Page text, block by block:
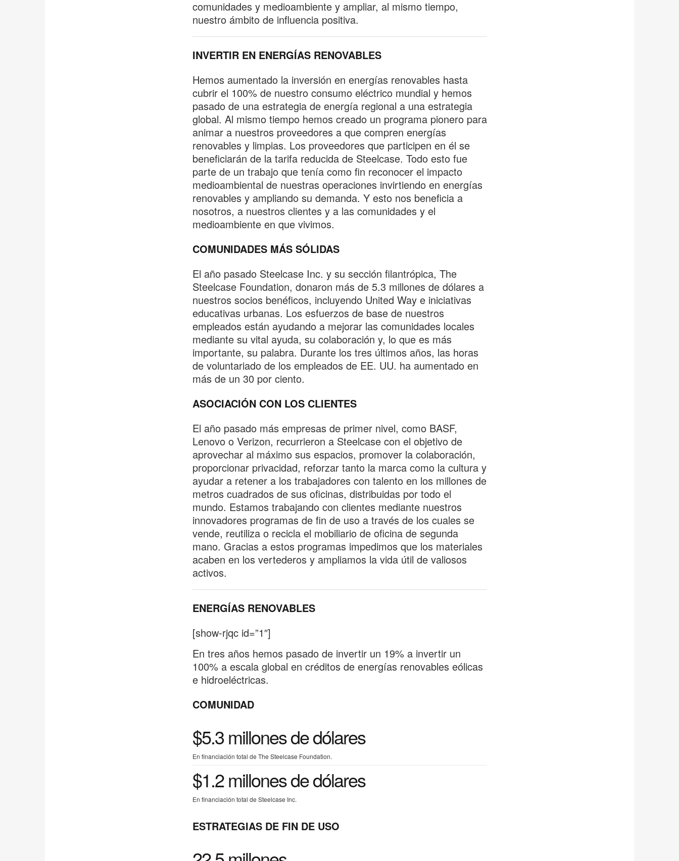
comunidades y medioambiente y ampliar, al mismo tiempo,
nuestro ámbito de influencia positiva.
INVERTIR EN ENERGÍAS RENOVABLES
Hemos aumentado la inversión en energías renovables hasta
cubrir el 100% de nuestro consumo eléctrico mundial y hemos
pasado de una estrategia de energía regional a una estrategia
global. Al mismo tiempo hemos creado un programa pionero para
animar a nuestros proveedores a que compren energías
renovables y limpias. Los proveedores que participen en él se
beneficiarán de la tarifa reducida de Steelcase. Todo esto fue
parte de un trabajo que tenía como fin reconocer el impacto
medioambiental de nuestras operaciones invirtiendo en energías
renovables y ampliando su demanda. Y esto nos beneficia a
nosotros, a nuestros clientes y a las comunidades y el
medioambiente en que vivimos.
COMUNIDADES MÁS SÓLIDAS
El año pasado Steelcase Inc. y su sección filantrópica, The
Steelcase Foundation, donaron más de 5.3 millones de dólares a
nuestros socios benéficos, incluyendo United Way e iniciativas
educativas urbanas. Los esfuerzos de base de nuestros
empleados están ayudando a mejorar las comunidades locales
mediante su vital ayuda, su colaboración y, lo que es más
importante, su palabra. Durante los tres últimos años, las horas
de voluntariado de los empleados de EE. UU. ha aumentado en
más de un 30 por ciento.
ASOCIACIÓN CON LOS CLIENTES
El año pasado más empresas de primer nivel, como BASF,
Lenovo o Verizon, recurrieron a Steelcase con el objetivo de
aprovechar al máximo sus espacios, promover la colaboración,
proporcionar privacidad, reforzar tanto la marca como la cultura y
ayudar a retener a los trabajadores con talento en los millones de
metros cuadrados de sus oficinas, distribuidas por todo el
mundo. Estamos trabajando con clientes mediante nuestros
innovadores programas de fin de uso a través de los cuales se
vende, reutiliza o recicla el mobiliario de oficina de segunda
mano. Gracias a estos programas impedimos que los materiales
acaben en los vertederos y ampliamos la vida útil de valiosos
activos.
ENERGÍAS RENOVABLES
[show-rjqc id=”1″]
En tres años hemos pasado de invertir un 19% a invertir un
100% a escala global en créditos de energías renovables eólicas
e hidroeléctricas.
COMUNIDAD
$5.3 millones de dólares
En financiación total de The Steelcase Foundation.
$1.2 millones de dólares
En financiación total de Steelcase Inc.
ESTRATEGIAS DE FIN DE USO